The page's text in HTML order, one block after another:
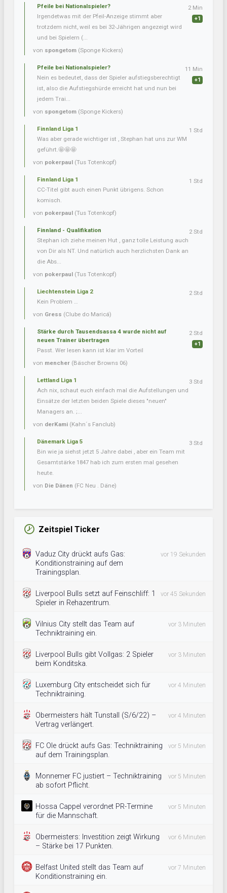
Pfeile bei Nationalspieler?
Irgendetwas mit der Pfeil-Anzeige stimmt aber
trotzdem nicht, weil es bei 32-Jährigen angezeigt wird
und bei Spielern (...
von spongetom (Sponge Kickers)
2 Min
+1
Pfeile bei Nationalspieler?
Nein es bedeutet, dass der Spieler aufstiegsberechtigt
ist, also die Aufstiegshürde erreicht hat und nun bei
jedem Trai...
von spongetom (Sponge Kickers)
11 Min
+1
Finnland Liga 1
Was aber gerade wichtiger ist , Stephan hat uns zur WM
geführt.🤩🤩🤩
von pokerpaul (Tus Totenkopf)
1 Std
Finnland Liga 1
CC-Titel gibt auch einen Punkt übrigens. Schon
komisch.
von pokerpaul (Tus Totenkopf)
1 Std
Finnland - Qualifikation
Stephan ich ziehe meinen Hut , ganz tolle Leistung auch
von Dir als NT. Und natürlich auch herzlichsten Dank an
die Abs...
von pokerpaul (Tus Totenkopf)
2 Std
Liechtenstein Liga 2
Kein Problem …
von Gress (Clube do Maricá)
2 Std
Stärke durch Tausendsassa 4 wurde nicht auf
neuen Trainer übertragen
Passt. Wer lesen kann ist klar im Vorteil
von mencher (Bäscher Browns 06)
2 Std
+1
Lettland Liga 1
Ach nix, schaut euch einfach mal die Aufstellungen und
Einsätze der letzten beiden Spiele dieses "neuen"
Managers an. ;...
von derKami (Kahn´s Fanclub)
3 Std
Dänemark Liga 5
Bin wie ja siehst jetzt 5 Jahre dabei , aber ein Team mit
Gesamtstärke 1847 hab ich zum ersten mal gesehen
heute.
von Die Dänen (FC Neu . Däne)
3 Std
Zeitspiel Ticker
Vaduz City drückt aufs Gas:
Konditionstraining auf dem
Trainingsplan.
vor 19 Sekunden
Liverpool Bulls setzt auf Feinschliff: 1
Spieler in Rehazentrum.
vor 45 Sekunden
Vilnius City stellt das Team auf
Techniktraining ein.
vor 3 Minuten
Liverpool Bulls gibt Vollgas: 2 Spieler
beim Konditska.
vor 3 Minuten
Luxemburg City entscheidet sich für
Techniktraining.
vor 4 Minuten
Obermeisters hält Tunstall (S/6/22) –
Vertrag verlängert.
vor 4 Minuten
FC Ole drückt aufs Gas: Techniktraining
auf dem Trainingsplan.
vor 5 Minuten
Monnemer FC justiert – Techniktraining
ab sofort Pflicht.
vor 5 Minuten
Hossa Cappel verordnet PR-Termine
für die Mannschaft.
vor 5 Minuten
Obermeisters: Investition zeigt Wirkung
– Stärke bei 17 Punkten.
vor 6 Minuten
Belfast United stellt das Team auf
Konditionstraining ein.
vor 7 Minuten